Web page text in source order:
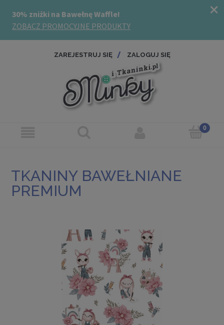
ZAREJESTRUJ SIĘ ZALOGUJ SIĘ
TKANINY BAWEŁNIANE
PREMIUM